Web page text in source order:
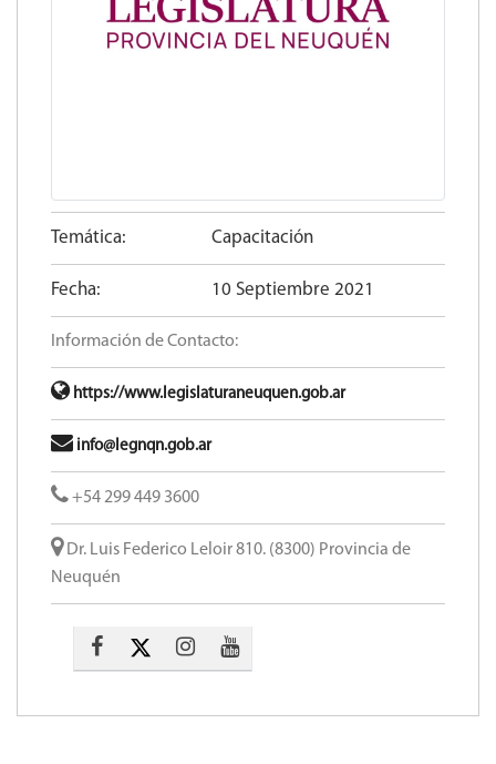
Temática: Capacitación
Fecha: 10 Septiembre 2021
Información de Contacto:
https://www.legislaturaneuquen.gob.ar
info@legnqn.gob.ar
+54 299 449 3600
Dr. Luis Federico Leloir 810. (8300) Provincia de
Neuquén